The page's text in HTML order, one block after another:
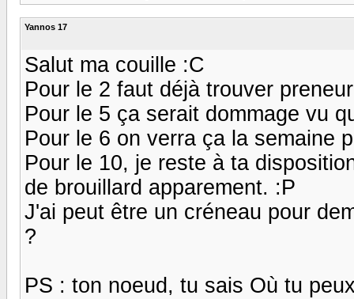
Yannos 17
Salut ma couille :C
Pour le 2 faut déjà trouver
Pour le 5 ça serait dommage vu
Pour le 6 on verra ça la semaine
Pour le 10, je reste à ta
de brouillard apparement. :P
J'ai peut être un créneau pour
?
PS : ton noeud, tu sais Où tu